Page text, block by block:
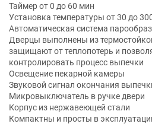
Таймер от 0 до 60 мин
Установка температуры от 30 до
Автоматическая система
Дверцы выполнены из
защищают от теплопотерь и
контролировать процесс выпечки
Освещение пекарной камеры
Звуковой сигнал окончания
Микровыключатель в ручке двери
Корпус из нержавеющей стали
Компактны и просты в